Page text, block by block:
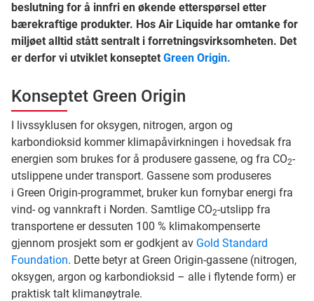
beslutning for å innfri en økende etterspørsel etter
bærekraftige produkter. Hos Air Liquide har omtanke for
miljøet alltid stått sentralt i forretningsvirksomheten. Det
er derfor vi utviklet konseptet Green Origin.
Konseptet Green Origin
I livssyklusen for oksygen, nitrogen, argon og
karbondioksid kommer klimapåvirkningen i hovedsak fra
energien som brukes for å produsere gassene, og fra CO2-
utslippene under transport. Gassene som produseres
i Green Origin-programmet, bruker kun fornybar energi fra
vind- og vannkraft i Norden. Samtlige CO2-utslipp fra
transportene er dessuten 100 % klimakompenserte
gjennom prosjekt som er godkjent av Gold Standard
Foundation. Dette betyr at Green Origin-gassene (nitrogen,
oksygen, argon og karbondioksid – alle i flytende form) er
praktisk talt klimanøytrale.